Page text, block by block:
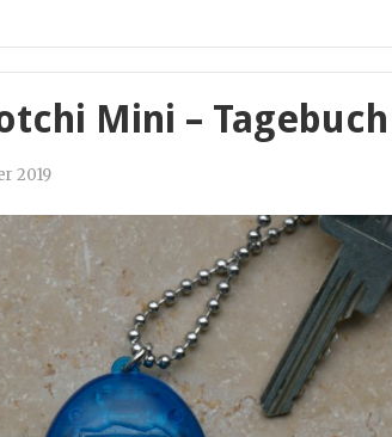
Mini – Tagebuch
2019